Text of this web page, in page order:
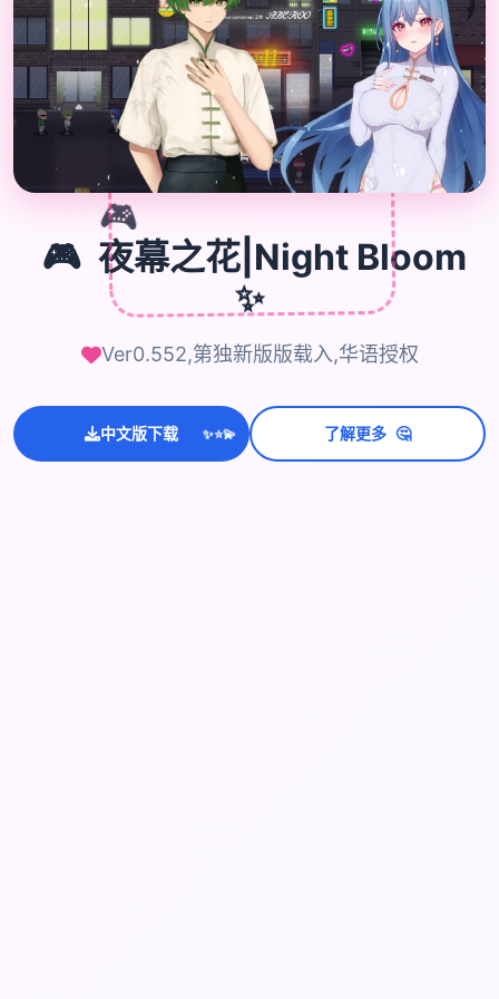
🎮
🎮 夜幕之花|Night Bloom
✨
Ver0.552,第独新版版载入,华语授权
中文版下载 ✨⭐💫 了解更多 🤔